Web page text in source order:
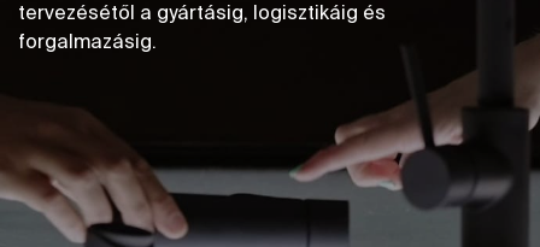
tervezésétől a gyártásig, logisztikáig és
forgalmazásig.